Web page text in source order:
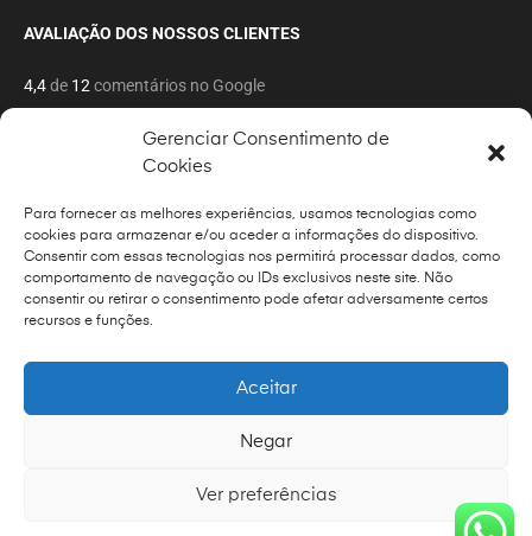
Gerenciar Consentimento de
Cookies
Para fornecer as melhores experiências, usamos tecnologias como
cookies para armazenar e/ou aceder a informações do dispositivo.
Consentir com essas tecnologias nos permitirá processar dados, como
comportamento de navegação ou IDs exclusivos neste site. Não
consentir ou retirar o consentimento pode afetar adversamente certos
recursos e funções.
Aceitar
Negar
Ver preferências
AVALIAÇÃO DOS NOSSOS CLIENTES
4,4de 12comentários no Google
Copyrights © 2022 Todos os direitos reservado porFoto
Vitoria
0